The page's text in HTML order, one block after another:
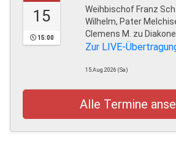
15
15:00
Weihbischof Franz
Wilhelm, Pater
Clemens M. zu
Zur LIVE-
15.Aug.2026 (Sa)
Alle Termine